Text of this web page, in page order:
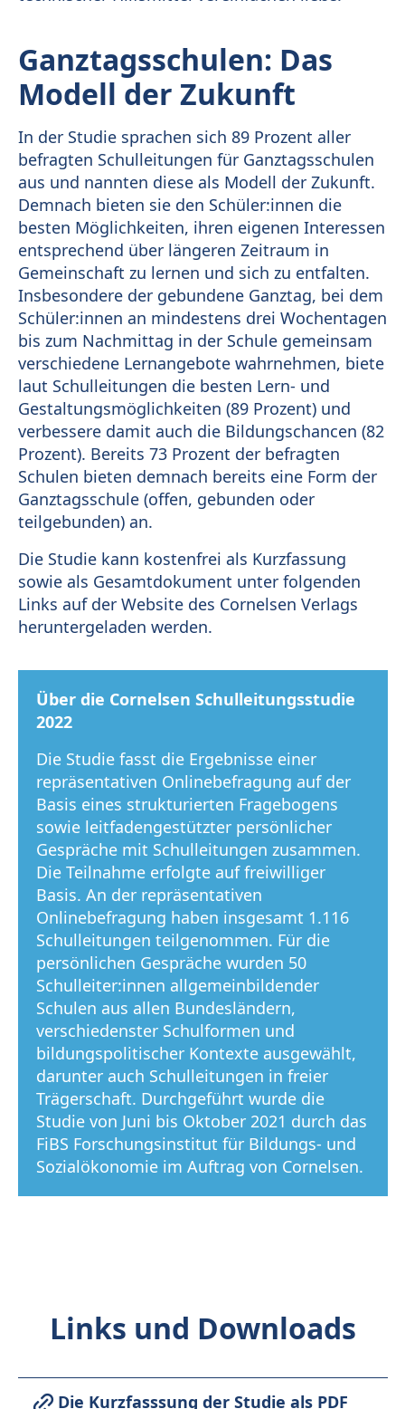
Ganztagsschulen: Das
Modell der Zukunft
In der Studie sprachen sich 89 Prozent aller
befragten Schulleitungen für Ganztagsschulen
aus und nannten diese als Modell der Zukunft.
Demnach bieten sie den Schüler:innen die
besten Möglichkeiten, ihren eigenen Interessen
entsprechend über längeren Zeitraum in
Gemeinschaft zu lernen und sich zu entfalten.
Insbesondere der gebundene Ganztag, bei dem
Schüler:innen an mindestens drei Wochentagen
bis zum Nachmittag in der Schule gemeinsam
verschiedene Lernangebote wahrnehmen, biete
laut Schulleitungen die besten Lern- und
Gestaltungsmöglichkeiten (89 Prozent) und
verbessere damit auch die Bildungschancen (82
Prozent). Bereits 73 Prozent der befragten
Schulen bieten demnach bereits eine Form der
Ganztagsschule (offen, gebunden oder
teilgebunden) an.
Die Studie kann kostenfrei als Kurzfassung
sowie als Gesamtdokument unter folgenden
Links auf der Website des Cornelsen Verlags
heruntergeladen werden.
Über die Cornelsen Schulleitungsstudie
2022
Die Studie fasst die Ergebnisse einer
repräsentativen Onlinebefragung auf der
Basis eines strukturierten Fragebogens
sowie leitfadengestützter persönlicher
Gespräche mit Schulleitungen zusammen.
Die Teilnahme erfolgte auf freiwilliger
Basis. An der repräsentativen
Onlinebefragung haben insgesamt 1.116
Schulleitungen teilgenommen. Für die
persönlichen Gespräche wurden 50
Schulleiter:innen allgemeinbildender
Schulen aus allen Bundesländern,
verschiedenster Schulformen und
bildungspolitischer Kontexte ausgewählt,
darunter auch Schulleitungen in freier
Trägerschaft. Durchgeführt wurde die
Studie von Juni bis Oktober 2021 durch das
FiBS Forschungsinstitut für Bildungs- und
Sozialökonomie im Auftrag von Cornelsen.
Links und Downloads
Die Kurzfasssung der Studie als PDF